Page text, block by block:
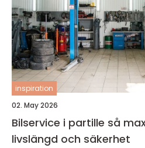
inspiration
02. May 2026
Bilservice i partille så maxar du bilens
livslängd och säkerhet